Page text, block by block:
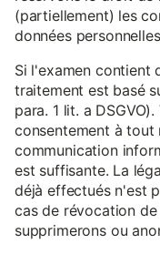
(partiellement) les
données
Si l'examen contient
traitement est basé
para. 1 lit. a
consentement à tout
communication
est suffisante. La
déjà effectués n'est
cas de révocation
supprimerons ou